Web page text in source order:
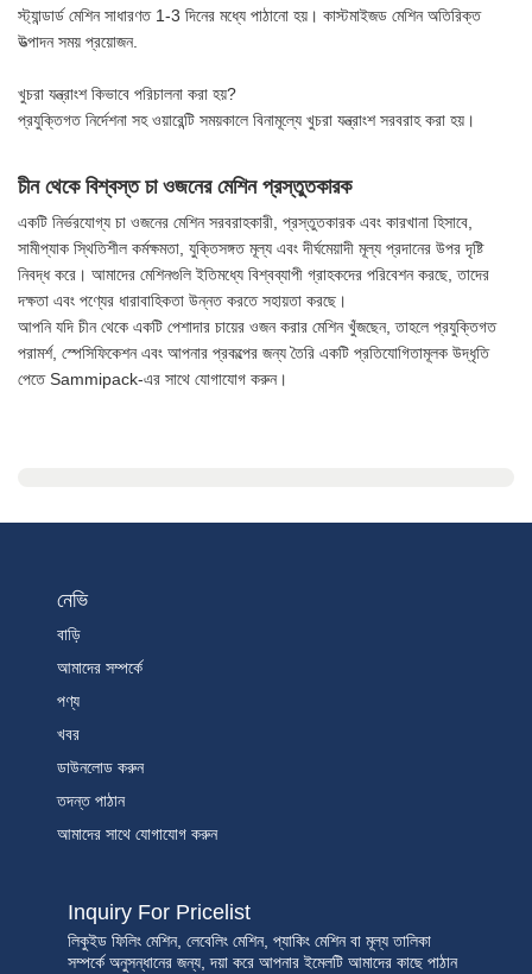
স্ট্যান্ডার্ড মেশিন সাধারণত 1-3 দিনের মধ্যে পাঠানো হয়। কাস্টমাইজড মেশিন অতিরিক্ত
উত্পাদন সময় প্রয়োজন.
খুচরা যন্ত্রাংশ কিভাবে পরিচালনা করা হয়?
প্রযুক্তিগত নির্দেশনা সহ ওয়ারেন্টি সময়কালে বিনামূল্যে খুচরা যন্ত্রাংশ সরবরাহ করা হয়।
চীন থেকে বিশ্বস্ত চা ওজনের মেশিন প্রস্তুতকারক
একটি নির্ভরযোগ্য চা ওজনের মেশিন সরবরাহকারী, প্রস্তুতকারক এবং কারখানা হিসাবে,
সামীপ্যাক স্থিতিশীল কর্মক্ষমতা, যুক্তিসঙ্গত মূল্য এবং দীর্ঘমেয়াদী মূল্য প্রদানের উপর দৃষ্টি
নিবদ্ধ করে। আমাদের মেশিনগুলি ইতিমধ্যে বিশ্বব্যাপী গ্রাহকদের পরিবেশন করছে, তাদের
দক্ষতা এবং পণ্যের ধারাবাহিকতা উন্নত করতে সহায়তা করছে।
আপনি যদি চীন থেকে একটি পেশাদার চায়ের ওজন করার মেশিন খুঁজছেন, তাহলে প্রযুক্তিগত
পরামর্শ, স্পেসিফিকেশন এবং আপনার প্রকল্পের জন্য তৈরি একটি প্রতিযোগিতামূলক উদ্ধৃতি
পেতে Sammipack-এর সাথে যোগাযোগ করুন।
নেভি
বাড়ি
আমাদের সম্পর্কে
পণ্য
খবর
ডাউনলোড করুন
তদন্ত পাঠান
আমাদের সাথে যোগাযোগ করুন
Inquiry For Pricelist
লিকুইড ফিলিং মেশিন, লেবেলিং মেশিন, প্যাকিং মেশিন বা মূল্য তালিকা
সম্পর্কে অনুসন্ধানের জন্য, দয়া করে আপনার ইমেলটি আমাদের কাছে পাঠান